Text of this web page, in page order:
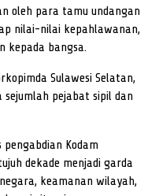
oleh para tamu undangan
nilai-nilai kepahlawanan,
kepada bangsa.
Sulawesi Selatan,
pejabat sipil dan
Kodam
dekade menjadi garda
keamanan wilayah,